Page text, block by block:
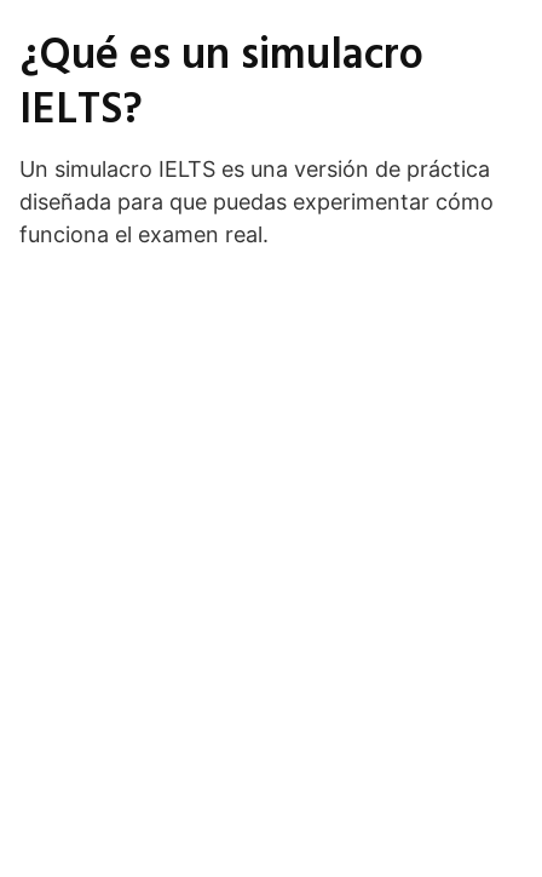
¿Qué es un simulacro
IELTS?
Un simulacro IELTS es una versión de práctica
diseñada para que puedas experimentar cómo
funciona el examen real.